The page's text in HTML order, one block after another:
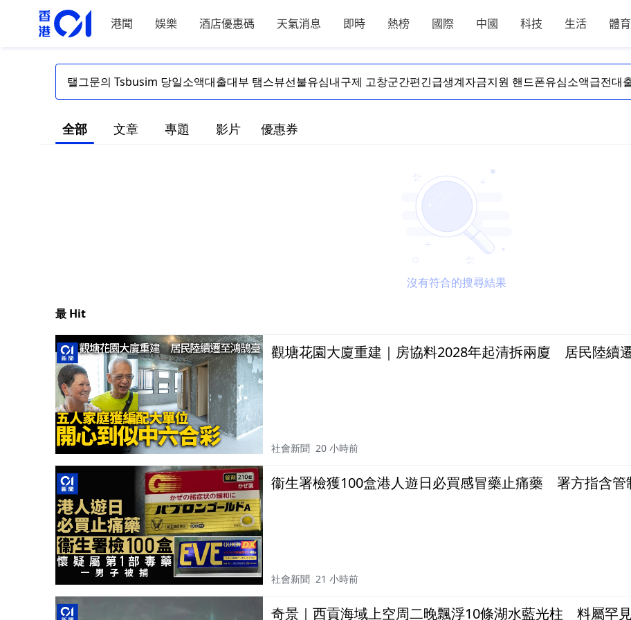
港聞 娛樂 酒店優惠碼 天氣消息 即時 熱榜 國際 中國 科技 生活 體育